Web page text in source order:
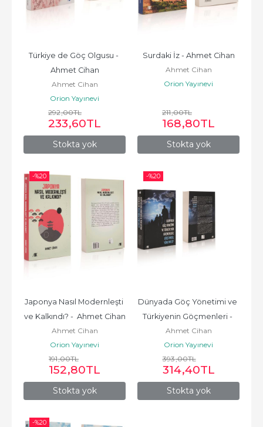
Stokta yok
Türkiye de Göç Olgusu -
Ahmet Cihan
Ahmet Cihan
Orion Yayınevi
292,00TL
233,60TL
Stokta yok
Surdaki İz - Ahmet Cihan
Ahmet Cihan
Orion Yayınevi
211,00TL
168,80TL
-%20
Stokta yok
Japonya Nasıl Modernleşti
ve Kalkındı? -  Ahmet Cihan
Ahmet Cihan
Orion Yayınevi
191,00TL
152,80TL
-%20
Stokta yok
Dünyada Göç Yönetimi ve
Türkiyenin Göçmenleri -
Ahmet Cihan
Ahmet Cihan
Orion Yayınevi
393,00TL
314,40TL
-%20